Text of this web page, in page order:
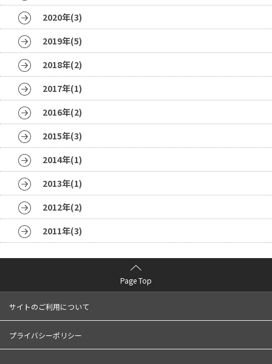
2020年(3)
2019年(5)
2018年(2)
2017年(1)
2016年(2)
2015年(3)
2014年(1)
2013年(1)
2012年(2)
2011年(3)
Page Top
サイトのご利用について
プライバシーポリシー